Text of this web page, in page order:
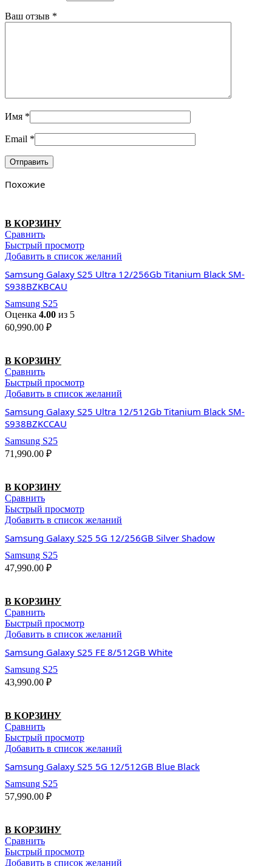
Ваш отзыв *
Имя *
Email *
Похожие
В КОРЗИНУ
Сравнить
Быстрый просмотр
Добавить в список желаний
Samsung Galaxy S25 Ultra 12/256Gb Titanium Black SM-
S938BZKBCAU
Samsung S25
Оценка 4.00 из 5
60,990.00 ₽
В КОРЗИНУ
Сравнить
Быстрый просмотр
Добавить в список желаний
Samsung Galaxy S25 Ultra 12/512Gb Titanium Black SM-
S938BZKCCAU
Samsung S25
71,990.00 ₽
В КОРЗИНУ
Сравнить
Быстрый просмотр
Добавить в список желаний
Samsung Galaxy S25 5G 12/256GB Silver Shadow
Samsung S25
47,990.00 ₽
В КОРЗИНУ
Сравнить
Быстрый просмотр
Добавить в список желаний
Samsung Galaxy S25 FE 8/512GB White
Samsung S25
43,990.00 ₽
В КОРЗИНУ
Сравнить
Быстрый просмотр
Добавить в список желаний
Samsung Galaxy S25 5G 12/512GB Blue Black
Samsung S25
57,990.00 ₽
В КОРЗИНУ
Сравнить
Быстрый просмотр
Добавить в список желаний